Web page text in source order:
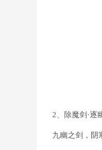
2、除魔剑·逐
九幽之剑，阴